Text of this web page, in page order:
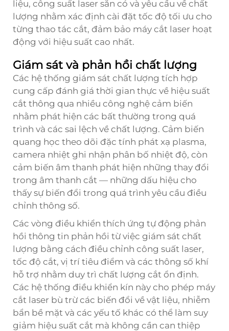
liệu, công suất laser sẵn có và yêu cầu về chất
lượng nhằm xác định cài đặt tốc độ tối ưu cho
từng thao tác cắt, đảm bảo máy cắt laser hoạt
động với hiệu suất cao nhất.
Giám sát và phản hồi chất lượng
Các hệ thống giám sát chất lượng tích hợp
cung cấp đánh giá thời gian thực về hiệu suất
cắt thông qua nhiều công nghệ cảm biến
nhằm phát hiện các bất thường trong quá
trình và các sai lệch về chất lượng. Cảm biến
quang học theo dõi đặc tính phát xạ plasma,
camera nhiệt ghi nhận phân bố nhiệt độ, còn
cảm biến âm thanh phát hiện những thay đổi
trong âm thanh cắt — những dấu hiệu cho
thấy sự biến đổi trong quá trình yêu cầu điều
chỉnh thông số.
Các vòng điều khiển thích ứng tự động phản
hồi thông tin phản hồi từ việc giám sát chất
lượng bằng cách điều chỉnh công suất laser,
tốc độ cắt, vị trí tiêu điểm và các thông số khí
hỗ trợ nhằm duy trì chất lượng cắt ổn định.
Các hệ thống điều khiển kín này cho phép máy
cắt laser bù trừ các biến đổi về vật liệu, nhiễm
bẩn bề mặt và các yếu tố khác có thể làm suy
giảm hiệu suất cắt mà không cần can thiệp